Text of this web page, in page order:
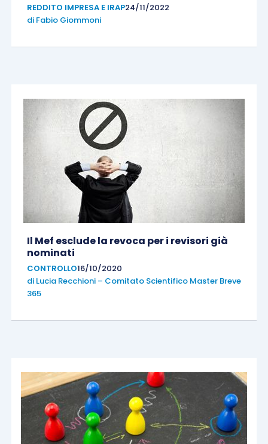
REDDITO IMPRESA E IRAP24/11/2022
di Fabio Giommoni
Il Mef esclude la revoca per i revisori già
nominati
CONTROLLO16/10/2020
di Lucia Recchioni – Comitato Scientifico Master Breve
365